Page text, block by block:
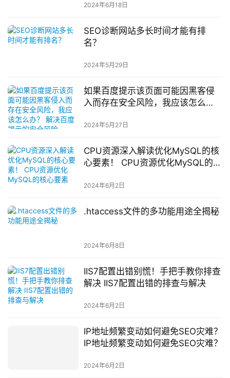
2024年6月18日
SEO诊断网站多长时间才能有排
名？
2024年5月29日
如果百度提示该页面可能因黑客侵
入而存在安全风险，我应该怎么
2024年5月27日
CPU资源深入解读优化MySQL的核
心要素！ CPU资源优化MySQL的核
2024年6月2日
.htaccess文件的多功能用途全揭秘
2024年6月8日
IIS7配置出错别慌！手把手教你排查
解决 IIS7配置出错的排查与解决
2024年6月2日
IP地址频繁变动如何避免SEO灾难？
IP地址频繁变动如何避免SEO灾难？
2024年6月2日